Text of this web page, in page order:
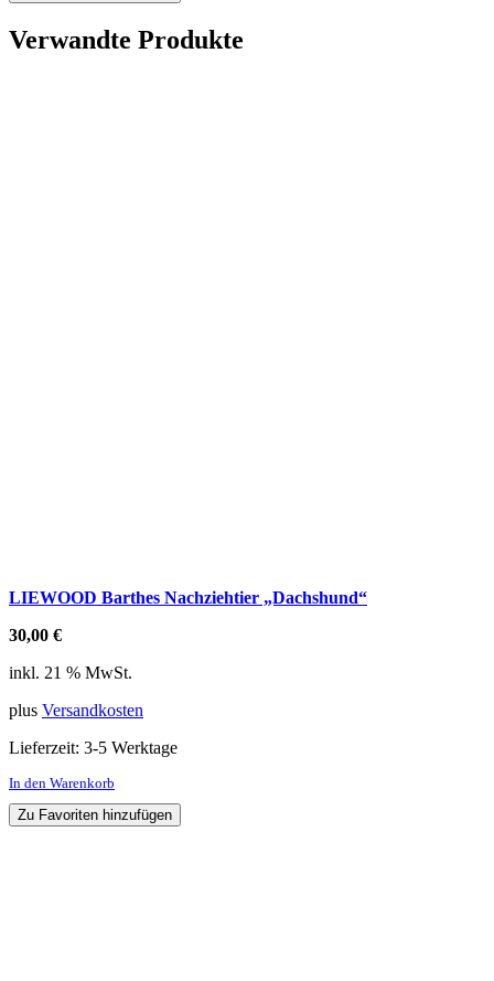
Verwandte Produkte
LIEWOOD Barthes Nachziehtier „Dachshund“
30,00 €
inkl. 21 % MwSt.
plus Versandkosten
Lieferzeit: 3-5 Werktage
In den Warenkorb
Zu Favoriten hinzufügen